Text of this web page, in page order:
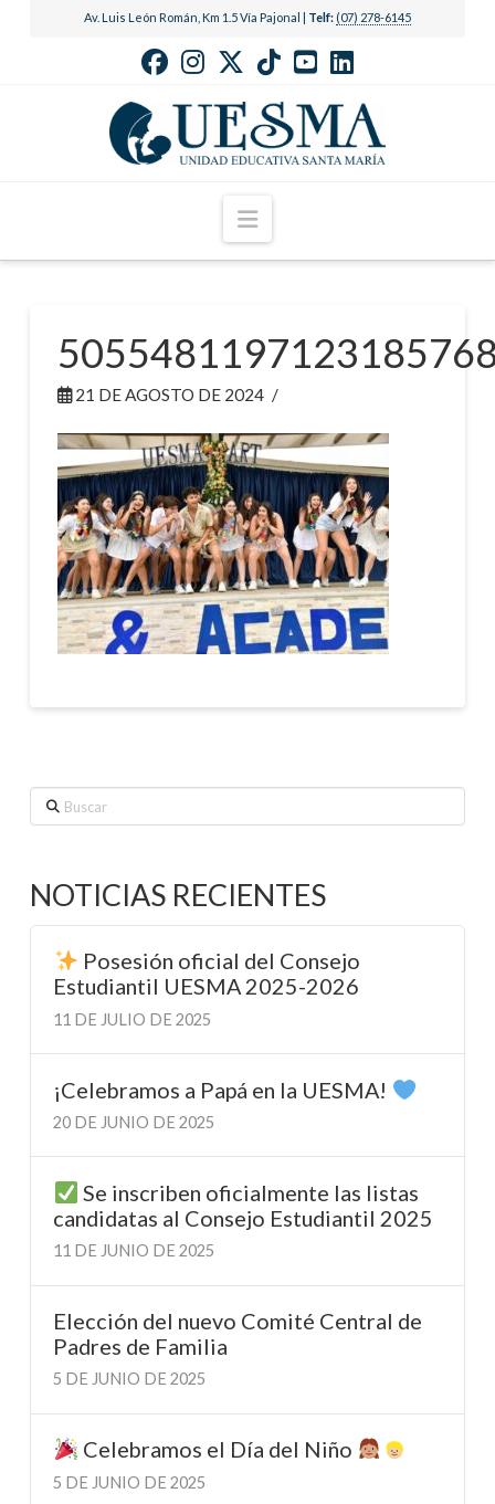
Av. Luis León Román, Km 1.5 Vía Pajonal | Telf: (07) 278-6145
Navigation
21 DE AGOSTO DE 2024
Buscar
NOTICIAS RECIENTES
Posesión oficial del Consejo
Estudiantil UESMA 2025-2026
11 DE JULIO DE 2025
¡Celebramos a Papá en la UESMA!
20 DE JUNIO DE 2025
Se inscriben oficialmente las listas
candidatas al Consejo Estudiantil 2025
11 DE JUNIO DE 2025
Elección del nuevo Comité Central de
Padres de Familia
5 DE JUNIO DE 2025
Celebramos el Día del Niño
5 DE JUNIO DE 2025